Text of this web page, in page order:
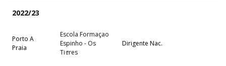
2022/23
Porto A
Praia
Escola Formaçao
Espinho - Os
Tigres
Dirigente Nac.